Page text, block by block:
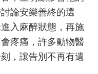
論安樂善終的選
入麻醉狀態，再施
疼痛，許多動物醫
，讓告別不再有遺